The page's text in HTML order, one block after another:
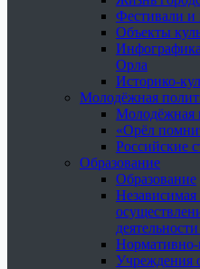
Фестивали и
Объекты
Орла
Историко-
Молодёжная
Молодёжная
«Орёл
Российские
Образование
Образование
Независимая
Учреждения